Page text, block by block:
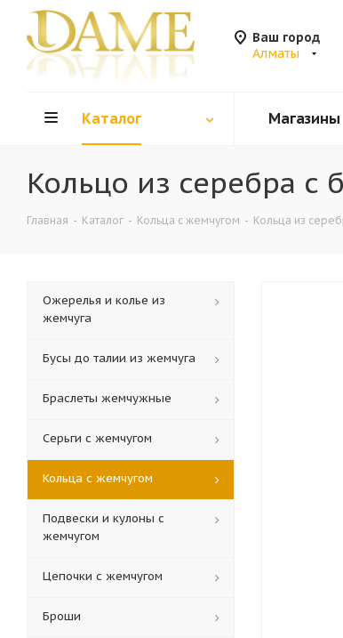
Ваш город
Алматы
Каталог Магазины
Кольцо из серебра
Главная - Каталог - Кольца c жемчугом - Кольца из
Ожерелья и колье из
жемчуга
Бусы до талии из жемчуга
Браслеты жемчужные
Серьги с жемчугом
Кольца c жемчугом
Подвески и кулоны с
жемчугом
Цепочки с жемчугом
Броши